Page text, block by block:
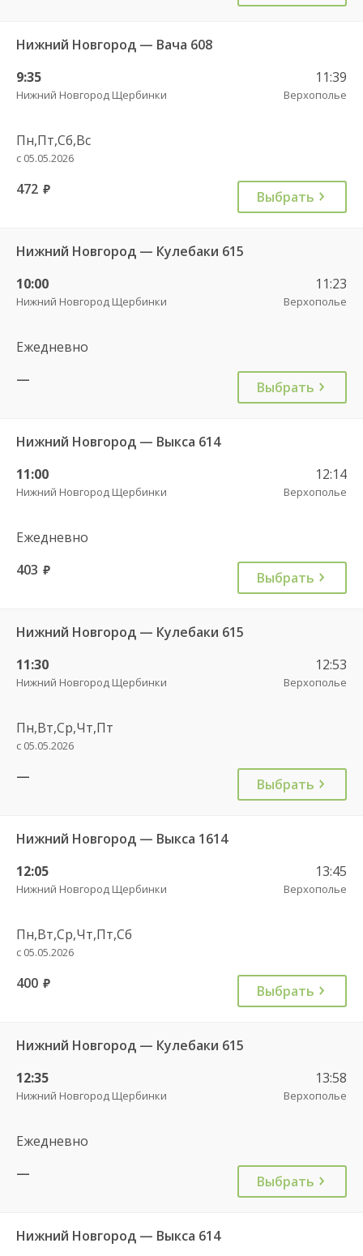
Нижний Новгород — Вача 608
9:35
Нижний Новгород Щербинки
11:39
Верхополье
Пн,Пт,Сб,Вс
с 05.05.2026
472 руб. Выбрать
Нижний Новгород — Кулебаки 615
10:00
Нижний Новгород Щербинки
11:23
Верхополье
Ежедневно
—
Выбрать
Нижний Новгород — Выкса 614
11:00
Нижний Новгород Щербинки
12:14
Верхополье
Ежедневно
403 руб. Выбрать
Нижний Новгород — Кулебаки 615
11:30
Нижний Новгород Щербинки
12:53
Верхополье
Пн,Вт,Ср,Чт,Пт
с 05.05.2026
— Выбрать
Нижний Новгород — Выкса 1614
12:05
Нижний Новгород Щербинки
13:45
Верхополье
Пн,Вт,Ср,Чт,Пт,Сб
с 05.05.2026
400 руб. Выбрать
Нижний Новгород — Кулебаки 615
12:35
Нижний Новгород Щербинки
13:58
Верхополье
Ежедневно
—
Выбрать
Нижний Новгород — Выкса 614